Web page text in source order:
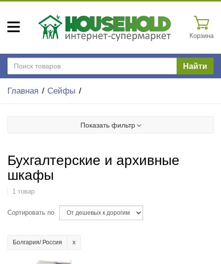
Корзина
Найти
Главная Сейфы
Показать фильтр
Бухгалтерские и архивные
шкафы
1 товар
Сортировать по
Болгария/ Россия